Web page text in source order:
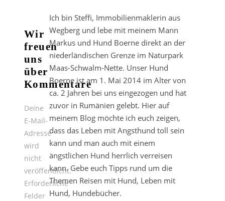
Wir
freuen
uns
über
Kommentare
Deine
E-Mail-
Adresse
wird
nicht
veröffentlicht.
Erforderliche
Felder
Ich bin Steffi, Immobilienmaklerin aus
Wegberg und lebe mit meinem Mann
Markus und Hund Boerne direkt an der
niederländischen Grenze im Naturpark
Maas-Schwalm-Nette. Unser Hund
Boerne ist am 1. Mai 2014 im Alter von
ca. 2 Jahren bei uns eingezogen und hat
zuvor in Rumänien gelebt. Hier auf
meinem Blog möchte ich euch zeigen,
dass das Leben mit Angsthund toll sein
kann und man auch mit einem
ängstlichen Hund herrlich verreisen
kann. Gebe euch Tipps rund um die
Themen Reisen mit Hund, Leben mit
Hund, Hundebücher.